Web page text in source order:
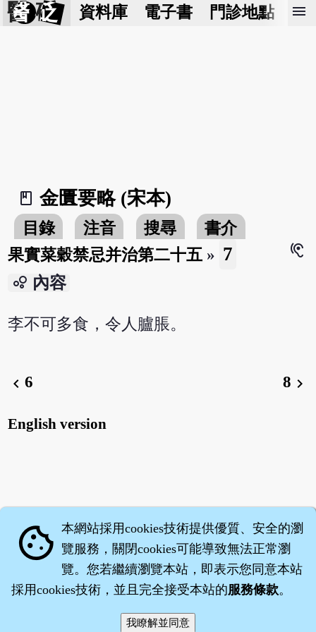
醫 砭 資料庫 電子書 門診地點 預
menu
book_2
金匱要略 (宋本)
目錄 注音 搜尋
書介
果實菜穀禁忌并治第二十五 » 7
hearing
bubble_chart 內容
李不可多食，令人臚脹。
chevron_left6 8 chevron_right
English version
‧沈藥子©2008～2026
cookie 本網站採用cookies技術提供優質、安全的瀏
覽服務，關閉cookies可能導致無法正常瀏
覽。您若繼續瀏覽本站，即表示您同意本站
採用cookies技術，並且完全接受本站的服務條款。